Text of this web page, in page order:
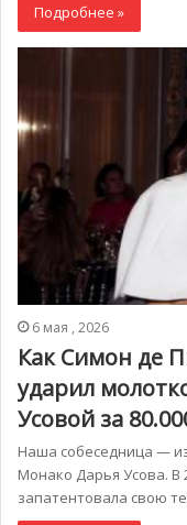
Подробнее »
6 мая , 2026
Как Симон де
ударил
Усовой за
Наша собеседница —
Монако Дарья Усова. В
запатентовала свою